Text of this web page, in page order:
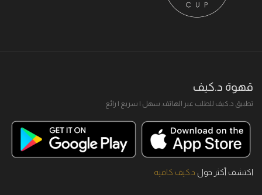
قهوة د.كيف
تطبيق د.كيف للطلب عبر الهاتف. سهل I سريع I رائع
اكتشف أكثر حول د.كيف كافيه